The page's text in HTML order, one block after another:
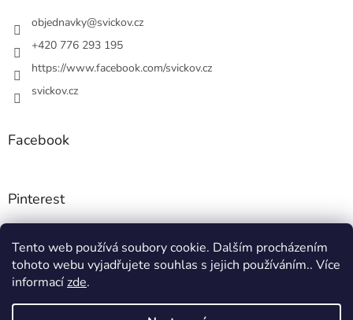
Tento web používá soubory cookie. Dalším procházením
tohoto webu vyjadřujete souhlas s jejich používáním.. Více
informacízde.
objednavky@svickov.cz
+420 776 293 195
https://www.facebook.com/svickov.cz
svickov.cz
Facebook
Pinterest
Instagram